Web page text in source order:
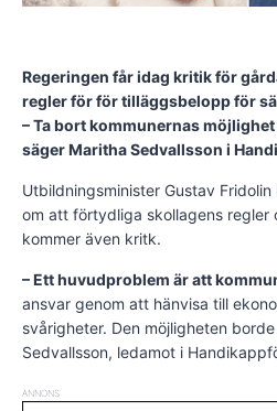
Regeringen får idag kritik för
regler för för tilläggsbelopp för
– Ta bort kommunernas
säger Maritha Sedvallsson i
Utbildningsminister Gustav
om att förtydliga skollagens regler
kommer även kritk.
– Ett huvudproblem är att
ansvar genom att hänvisa till
svårigheter. Den möjligheten
Sedvallsson, ledamot i
ANNONS